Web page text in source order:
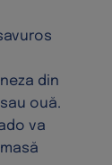
din
ouă.
va